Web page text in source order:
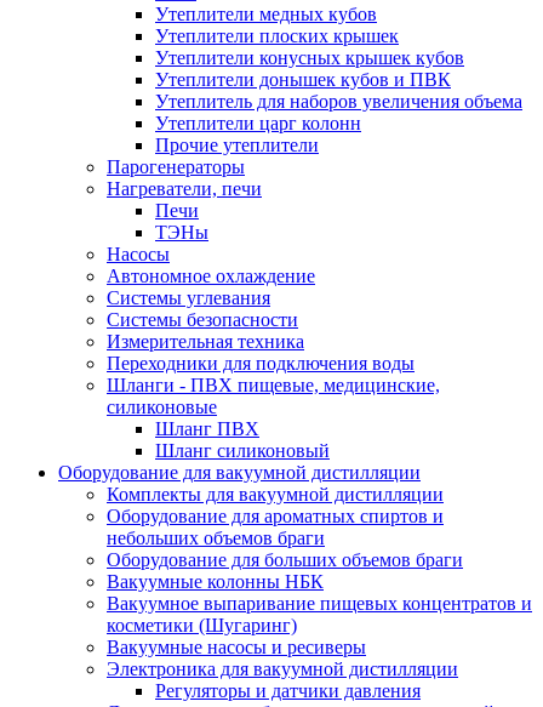
Утеплители медных кубов
Утеплители плоских крышек
Утеплители конусных крышек кубов
Утеплители донышек кубов и ПВК
Утеплитель для наборов увеличения объема
Утеплители царг колонн
Прочие утеплители
Парогенераторы
Нагреватели, печи
Печи
ТЭНы
Насосы
Автономное охлаждение
Системы углевания
Системы безопасности
Измерительная техника
Переходники для подключения воды
Шланги - ПВХ пищевые, медицинские,
силиконовые
Шланг ПВХ
Шланг силиконовый
Оборудование для вакуумной дистилляции
Комплекты для вакуумной дистилляции
Оборудование для ароматных спиртов и
небольших объемов браги
Оборудование для больших объемов браги
Вакуумные колонны НБК
Вакуумное выпаривание пищевых концентратов и
косметики (Шугаринг)
Вакуумные насосы и ресиверы
Электроника для вакуумной дистилляции
Регуляторы и датчики давления